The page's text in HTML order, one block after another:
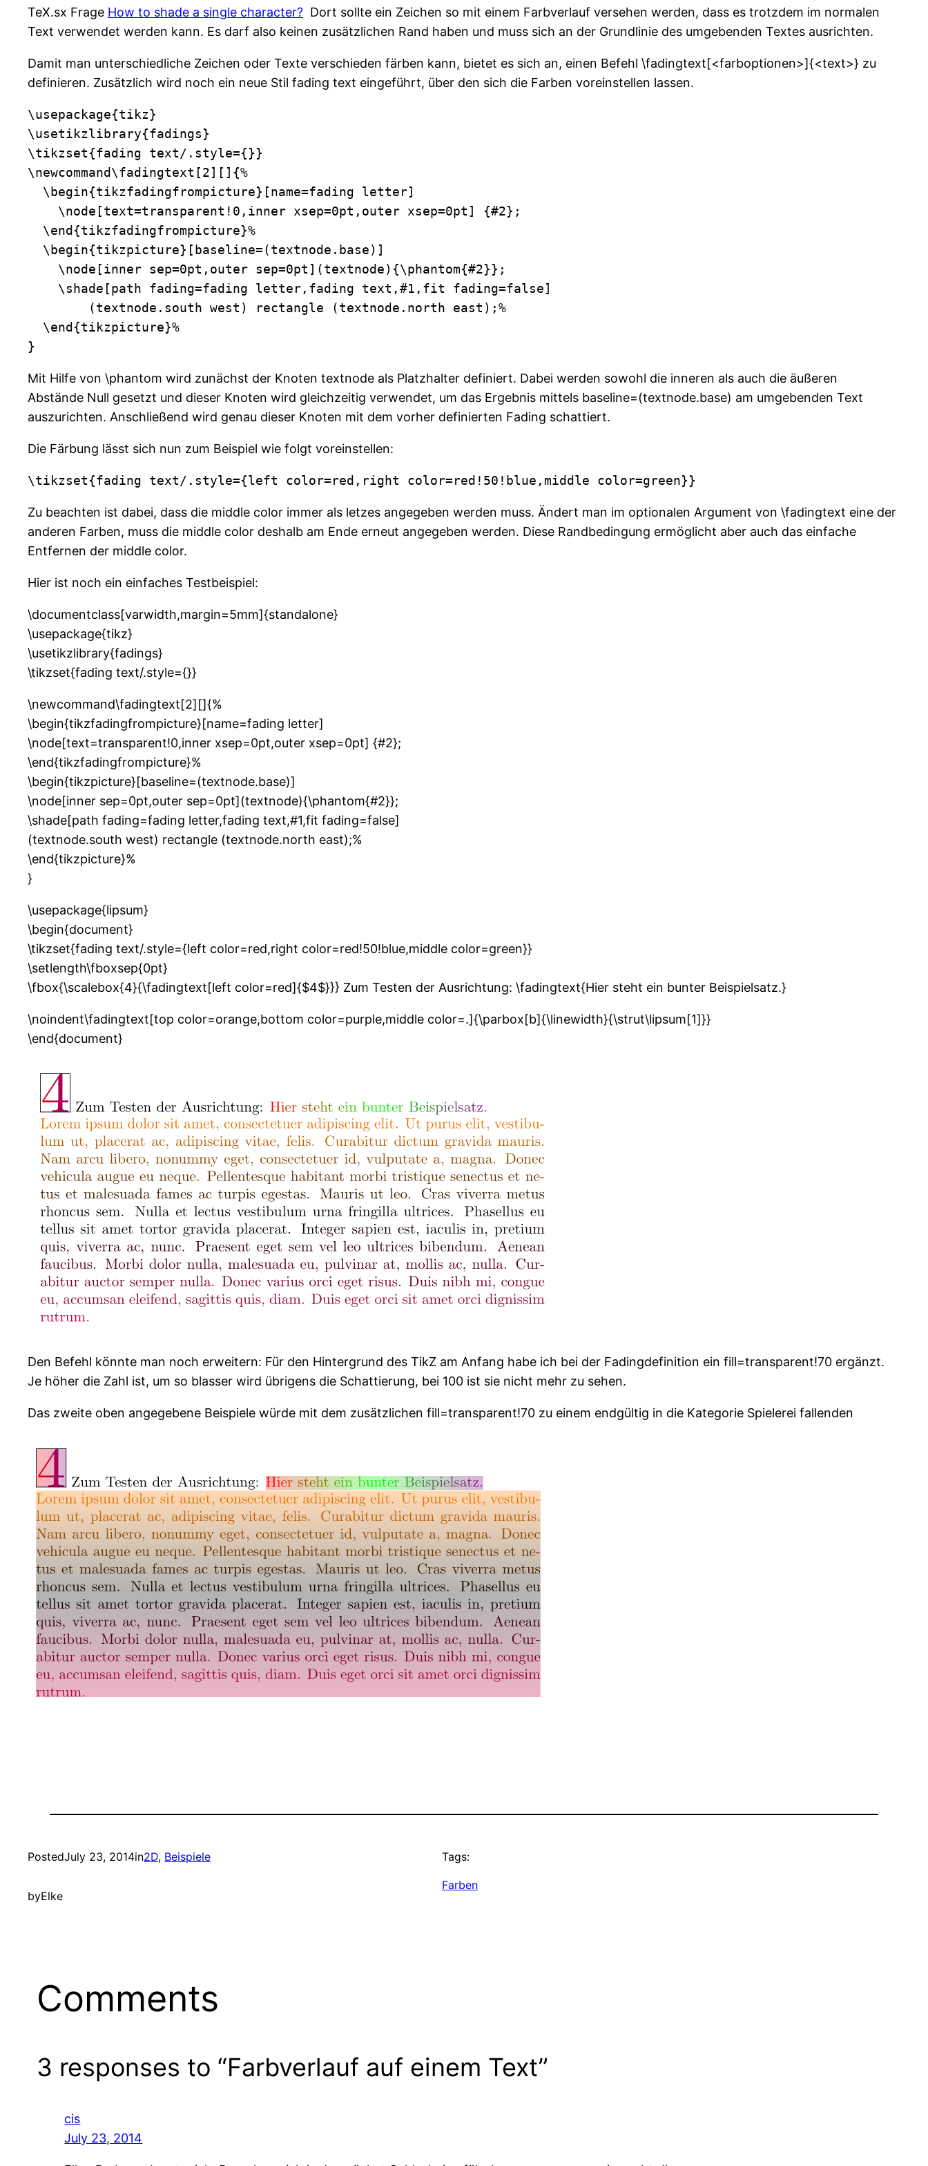
TeX.sx Frage How to shade a single character? Dort sollte ein Zeichen so mit einem Farbverlauf versehen werden, dass es trotzdem im normalen
Text verwendet werden kann. Es darf also keinen zusätzlichen Rand haben und muss sich an der Grundlinie des umgebenden Textes ausrichten.
Damit man unterschiedliche Zeichen oder Texte verschieden färben kann, bietet es sich an, einen Befehl \fadingtext[<farboptionen>]{<text>} zu
definieren. Zusätzlich wird noch ein neue Stil fading text eingeführt, über den sich die Farben voreinstellen lassen.
\usepackage{tikz}
\usetikzlibrary{fadings}
\tikzset{fading text/.style={}}
\newcommand\fadingtext[2][]{%
  \begin{tikzfadingfrompicture}[name=fading letter]
    \node[text=transparent!0,inner xsep=0pt,outer xsep=0pt] {#2};
  \end{tikzfadingfrompicture}%
  \begin{tikzpicture}[baseline=(textnode.base)]
    \node[inner sep=0pt,outer sep=0pt](textnode){\phantom{#2}};
    \shade[path fading=fading letter,fading text,#1,fit fading=false]
        (textnode.south west) rectangle (textnode.north east);%
  \end{tikzpicture}%
}
Mit Hilfe von \phantom wird zunächst der Knoten textnode als Platzhalter definiert. Dabei werden sowohl die inneren als auch die äußeren
Abstände Null gesetzt und dieser Knoten wird gleichzeitig verwendet, um das Ergebnis mittels baseline=(textnode.base) am umgebenden Text
auszurichten. Anschließend wird genau dieser Knoten mit dem vorher definierten Fading schattiert.
Die Färbung lässt sich nun zum Beispiel wie folgt voreinstellen:
\tikzset{fading text/.style={left color=red,right color=red!50!blue,middle color=green}}
Zu beachten ist dabei, dass die middle color immer als letzes angegeben werden muss. Ändert man im optionalen Argument von \fadingtext eine der
anderen Farben, muss die middle color deshalb am Ende erneut angegeben werden. Diese Randbedingung ermöglicht aber auch das einfache
Entfernen der middle color.
Hier ist noch ein einfaches Testbeispiel:
\documentclass[varwidth,margin=5mm]{standalone}
\usepackage{tikz}
\usetikzlibrary{fadings}
\tikzset{fading text/.style={}}
\newcommand\fadingtext[2][]{%
\begin{tikzfadingfrompicture}[name=fading letter]
\node[text=transparent!0,inner xsep=0pt,outer xsep=0pt] {#2};
\end{tikzfadingfrompicture}%
\begin{tikzpicture}[baseline=(textnode.base)]
\node[inner sep=0pt,outer sep=0pt](textnode){\phantom{#2}};
\shade[path fading=fading letter,fading text,#1,fit fading=false]
(textnode.south west) rectangle (textnode.north east);%
\end{tikzpicture}%
}
\usepackage{lipsum}
\begin{document}
\tikzset{fading text/.style={left color=red,right color=red!50!blue,middle color=green}}
\setlength\fboxsep{0pt}
\fbox{\scalebox{4}{\fadingtext[left color=red]{$4$}}} Zum Testen der Ausrichtung: \fadingtext{Hier steht ein bunter Beispielsatz.}
\noindent\fadingtext[top color=orange,bottom color=purple,middle color=.]{\parbox[b]{\linewidth}{\strut\lipsum[1]}}
\end{document}
Den Befehl könnte man noch erweitern: Für den Hintergrund des TikZ am Anfang habe ich bei der Fadingdefinition ein fill=transparent!70 ergänzt.
Je höher die Zahl ist, um so blasser wird übrigens die Schattierung, bei 100 ist sie nicht mehr zu sehen.
Das zweite oben angegebene Beispiele würde mit dem zusätzlichen fill=transparent!70 zu einem endgültig in die Kategorie Spielerei fallenden
PostedJuly 23, 2014in2D, Beispiele
byElke
Tags:
Farben
Comments
3 responses to “Farbverlauf auf einem Text”
cis
July 23, 2014